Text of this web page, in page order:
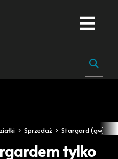
Sprzedaż Stargard (gw)
tylko